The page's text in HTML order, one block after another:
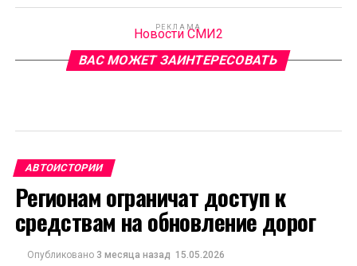
РЕКЛАМА
Новости СМИ2
ВАС МОЖЕТ ЗАИНТЕРЕСОВАТЬ
АВТОИСТОРИИ
Регионам ограничат доступ к
средствам на обновление дорог
Опубликовано 3 месяца назад 15.05.2026